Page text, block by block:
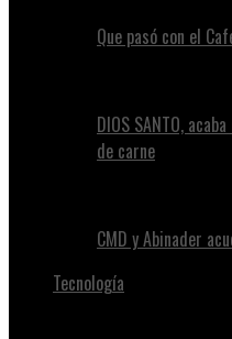
Que pasó con el
DIOS SANTO,
de carne
CMD y Abinader
Tecnología